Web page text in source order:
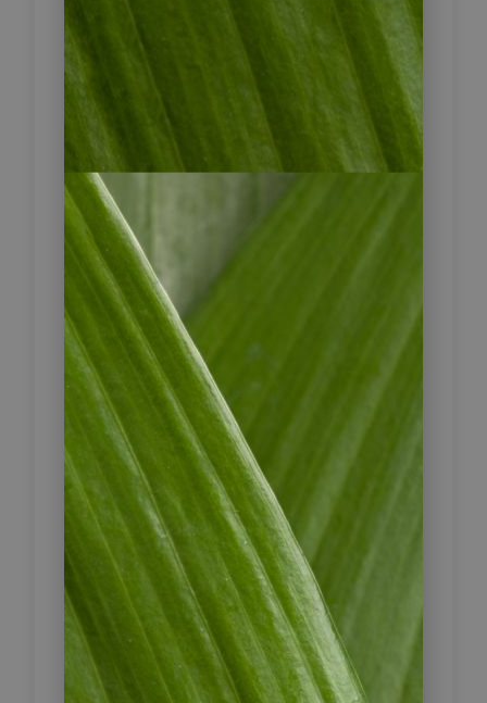
Den Tag sollten Sie heute sehr früh
beginnen (ca. 4 Uhr morgens). Sie
verlassen San Pedro, um zu den Tatio
Geysiren zu fahren, ein
geothermisches Feld umgeben von
aufragenden Bergen auf einer Höhe
von 4.321 m. Ziehen Sie sich
unbedingt warme Kleidung an! Die
kraftvollen Strahlen von heißem
Dampf kommen aus verschiedenen
Gasblasen aus der Erde und
kondensieren in der kalten Luft. Die
dampfenden Bassins sind von einer
brillanten Salzdecke verkrustet, die
den blauen Himmel bei
Sonnenaufgang widerspiegelt.
Zusammen mit den aufsteigenden
Dampfschwaden geben Sie ein
atemberaubendes Bild ab. Auf dem
Rückweg nach San Pedro können Sie
noch die heißen Quellen von
Puritama besuchen und in den
Thermalbädern entspannen.